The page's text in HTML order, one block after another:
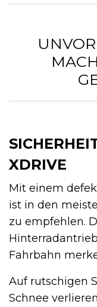
XDRIVE
Mit einem
ist in den
zu empfehlen.
Fahrbahn
Auf rutschigen
Schnee